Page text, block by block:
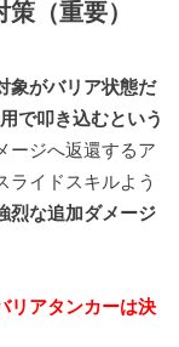
（重要）
象がバリア状態だ
で叩き込むという
ージへ返還するア
ライドスキルよう
烈な追加ダメージ
リアタンカーは決